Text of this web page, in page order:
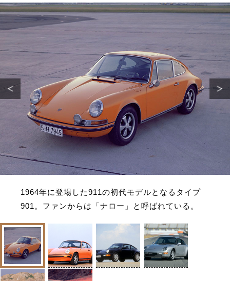
1964年に登場した911の初代モデルとなるタイプ
901。ファンからは「ナロー」と呼ばれている。